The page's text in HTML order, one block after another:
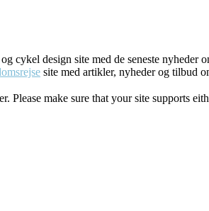
cykel design site med de seneste nyheder
site med artikler, nyheder og tilbud
Please make sure that your site supports